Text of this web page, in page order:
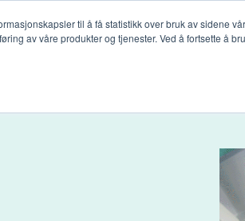
til å få statistikk over bruk av sidene
av våre produkter og tjenester. Ved å fortsette å